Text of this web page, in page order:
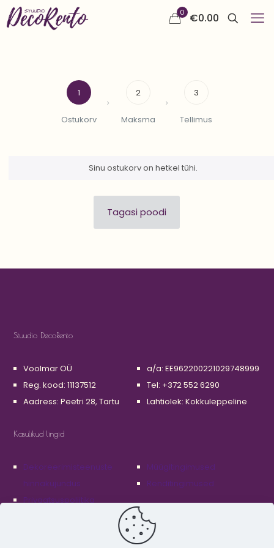
0 €0.00
1
Ostukorv
2
Maksma
3
Tellimus
Sinu ostukorv on hetkel tühi.
Tagasi poodi
Stuudio DecoRento
Voolmar OÜ
Reg. kood: 11137512
Aadress: Peetri 28, Tartu
a/a: EE962200221029748999
Tel: +372 552 6290
Lahtiolek: Kokkuleppeline
Kasulikud lingid
Dekoreerimisteenuste
hinnakujundus
Privaatsuspoliitika
Müügitingimused
Renditingimused